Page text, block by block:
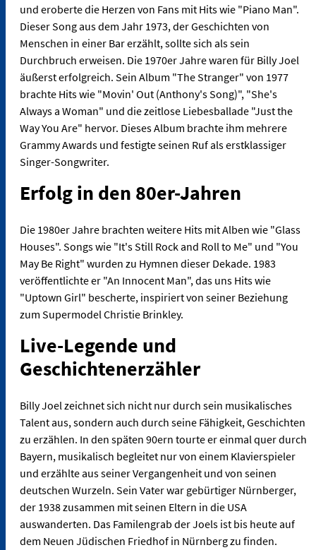
und eroberte die Herzen von Fans mit Hits wie "Piano Man".
Dieser Song aus dem Jahr 1973, der Geschichten von
Menschen in einer Bar erzählt, sollte sich als sein
Durchbruch erweisen. Die 1970er Jahre waren für Billy Joel
äußerst erfolgreich. Sein Album "The Stranger" von 1977
brachte Hits wie "Movin' Out (Anthony's Song)", "She's
Always a Woman" und die zeitlose Liebesballade "Just the
Way You Are" hervor. Dieses Album brachte ihm mehrere
Grammy Awards und festigte seinen Ruf als erstklassiger
Singer-Songwriter.
Erfolg in den 80er-Jahren
Die 1980er Jahre brachten weitere Hits mit Alben wie "Glass
Houses". Songs wie "It's Still Rock and Roll to Me" und "You
May Be Right" wurden zu Hymnen dieser Dekade. 1983
veröffentlichte er "An Innocent Man", das uns Hits wie
"Uptown Girl" bescherte, inspiriert von seiner Beziehung
zum Supermodel Christie Brinkley.
Live-Legende und
Geschichtenerzähler
Billy Joel zeichnet sich nicht nur durch sein musikalisches
Talent aus, sondern auch durch seine Fähigkeit, Geschichten
zu erzählen. In den späten 90ern tourte er einmal quer durch
Bayern, musikalisch begleitet nur von einem Klavierspieler
und erzählte aus seiner Vergangenheit und von seinen
deutschen Wurzeln. Sein Vater war gebürtiger Nürnberger,
der 1938 zusammen mit seinen Eltern in die USA
auswanderten. Das Familengrab der Joels ist bis heute auf
dem Neuen Jüdischen Friedhof in Nürnberg zu finden.